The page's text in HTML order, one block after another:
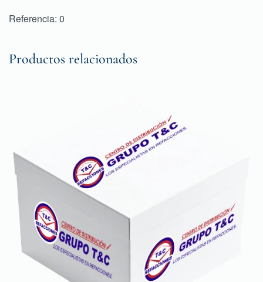
Referencia: 0
Productos relacionados